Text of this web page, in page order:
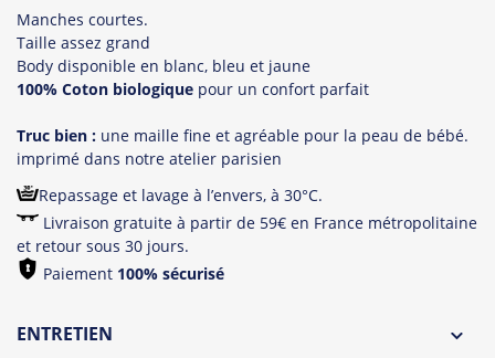
Manches courtes.
Taille assez grand
Body disponible en blanc, bleu et jaune
100% Coton biologique pour un confort parfait
Truc bien : une maille fine et agréable pour la peau de bébé.
imprimé dans notre atelier parisien
Repassage et lavage à l’envers, à 30°C.
Livraison gratuite à partir de 59€ en France métropolitaine
et retour sous 30 jours.
Paiement 100% sécurisé
ENTRETIEN